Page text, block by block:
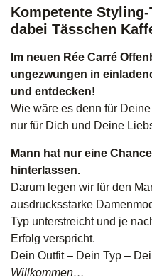
Kompetente
dabei Tässchen
Im neuen Rée Carré
ungezwungen in
und entdecken!
Wie wäre es denn für
nur für Dich und Deine
Mann hat nur eine
hinterlassen.
Darum legen wir für den
ausdrucksstarke
Typ unterstreicht und je
Erfolg verspricht.
Dein Outfit – Dein Typ –
Willkommen…